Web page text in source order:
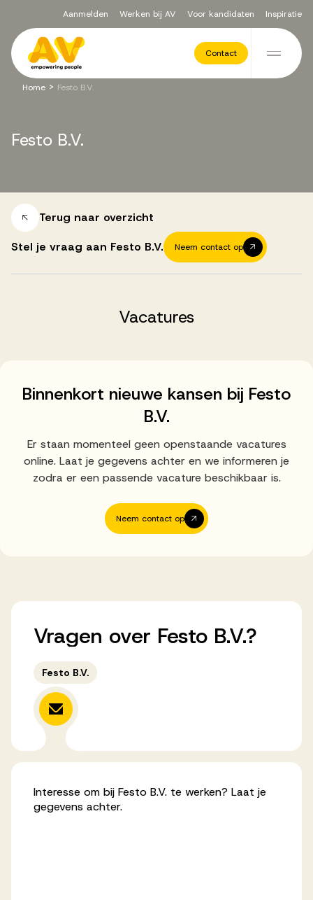
Ga naar de inhoud
Aanmelden Werken bij AV Voor kandidaten Inspiratie
Contact
Voor opdrachtgevers
Recruitment Services
Vacatures
Successen
Vervulde vacatures
Werken bij AV
Aanmelden
Werken bij AV
Voor kandidaten
Inspiratie
Home > Festo B.V.
Festo B.V.
Terug naar overzicht
Stel je vraag aan Festo B.V.
Neem contact op
Vacatures
Binnenkort nieuwe kansen bij Festo
B.V.
Er staan momenteel geen openstaande vacatures
online. Laat je gegevens achter en we informeren je
zodra er een passende vacature beschikbaar is.
Neem contact op
Vragen over Festo B.V.?
Festo B.V.
Interesse om bij Festo B.V. te werken? Laat je
gegevens achter.